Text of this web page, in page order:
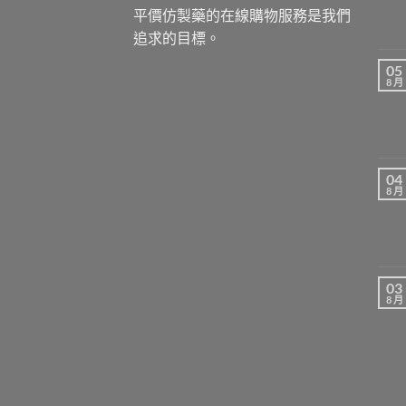
平價仿製藥的在線購物服務是我們
追求的目標。
05
8 月
04
8 月
03
8 月